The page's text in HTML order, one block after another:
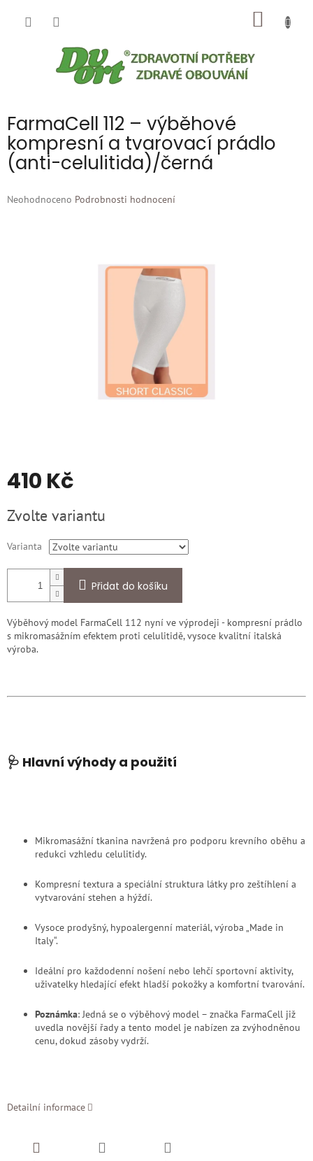
FarmaCell 112 – výběhové
kompresní a tvarovací prádlo
(anti-celulitida)/černá
Průměrné
Neohodnoceno Podrobnosti hodnocení
410 Kč
cena:
Zvolte variantu
Varianta
Přidat do košíku
Výběhový model FarmaCell 112 nyní ve výprodeji - kompresní prádlo
s mikromasážním efektem proti celulitidě, vysoce kvalitní italská
výroba.
🩺 Hlavní výhody a použití
Mikromasážní tkanina navržená pro podporu krevního oběhu a
redukci vzhledu celulitidy.
Kompresní textura a speciální struktura látky pro zeštíhlení a
vytvarování stehen a hýždí.
Vysoce prodyšný, hypoalergenní materiál, výroba „Made in
Italy“.
Ideální pro každodenní nošení nebo lehčí sportovní aktivity,
uživatelky hledající efekt hladší pokožky a komfortní tvarování.
Poznámka: Jedná se o výběhový model – značka FarmaCell již
uvedla novější řady a tento model je nabízen za zvýhodněnou
cenu, dokud zásoby vydrží.
Detailní informace